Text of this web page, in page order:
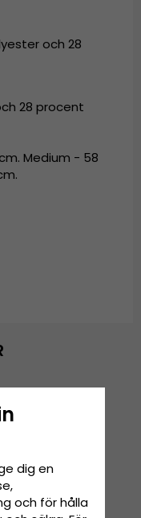
och 28
28 procent
Medium - 58
dig en
och för hålla